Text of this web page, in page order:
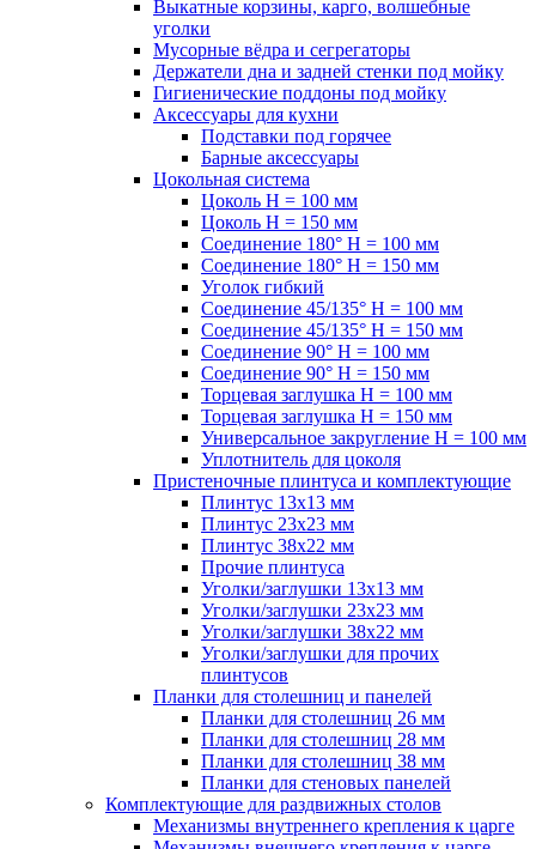
Выкатные корзины, карго, волшебные
уголки
Мусорные вёдра и сегрегаторы
Держатели дна и задней стенки под мойку
Гигиенические поддоны под мойку
Аксессуары для кухни
Подставки под горячее
Барные аксессуары
Цокольная система
Цоколь H = 100 мм
Цоколь H = 150 мм
Соединение 180° H = 100 мм
Соединение 180° H = 150 мм
Уголок гибкий
Соединение 45/135° H = 100 мм
Соединение 45/135° H = 150 мм
Соединение 90° H = 100 мм
Соединение 90° H = 150 мм
Торцевая заглушка H = 100 мм
Торцевая заглушка H = 150 мм
Универсальное закругление H = 100 мм
Уплотнитель для цоколя
Пристеночные плинтуса и комплектующие
Плинтус 13х13 мм
Плинтус 23х23 мм
Плинтус 38х22 мм
Прочие плинтуса
Уголки/заглушки 13х13 мм
Уголки/заглушки 23х23 мм
Уголки/заглушки 38х22 мм
Уголки/заглушки для прочих
плинтусов
Планки для столешниц и панелей
Планки для столешниц 26 мм
Планки для столешниц 28 мм
Планки для столешниц 38 мм
Планки для стеновых панелей
Комплектующие для раздвижных столов
Механизмы внутреннего крепления к царге